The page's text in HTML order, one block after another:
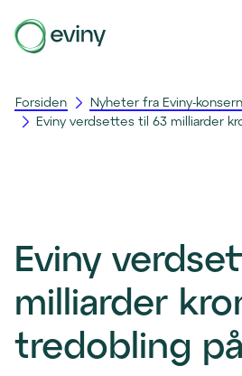
Forsiden
Nyheter fra Eviny-
Eviny verdsettes til 63 milliarder
Eviny
milliarder
tredobling